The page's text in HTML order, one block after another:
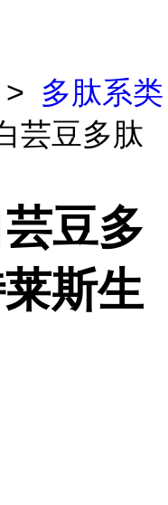
> 多肽系类
芸豆多肽
豆多
斯生